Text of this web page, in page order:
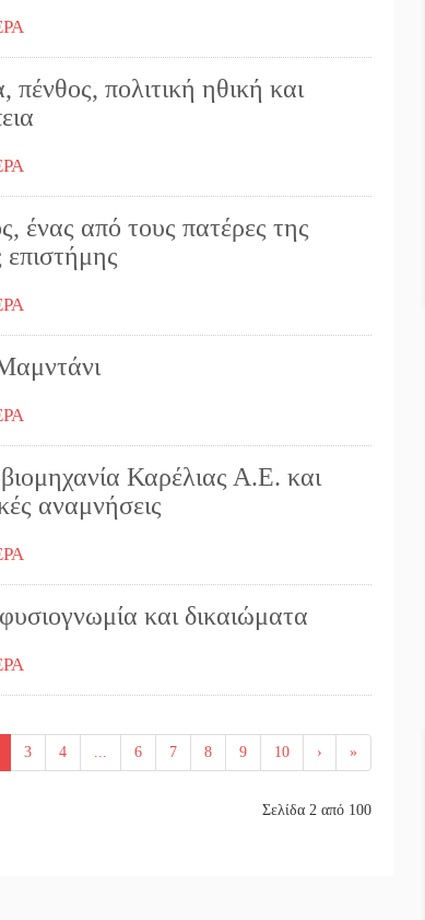
πολιτική ηθική και
ένας από τους πατέρες της
επιστήμης
Καρέλιας Α.Ε. και
αναμνήσεις
και δικαιώματα
3 4 ... 6 7 8 9 10 › »
Σελίδα 2 από 100